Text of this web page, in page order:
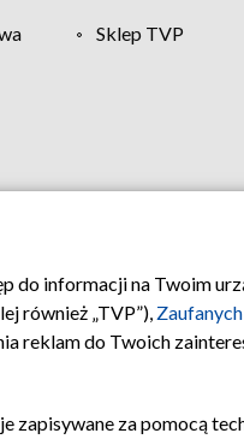
Sklep TVP
do informacji na Twoim
również „TVP”),
reklam do Twoich
zapisywane za pomocą